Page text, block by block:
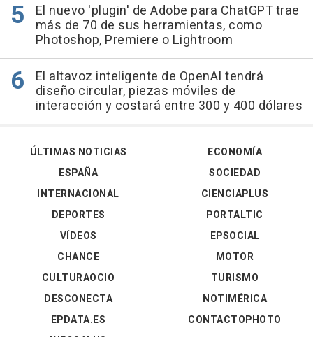
El nuevo 'plugin' de Adobe para ChatGPT trae
más de 70 de sus herramientas, como
Photoshop, Premiere o Lightroom
El altavoz inteligente de OpenAI tendrá
diseño circular, piezas móviles de
interacción y costará entre 300 y 400 dólares
ÚLTIMAS NOTICIAS
ESPAÑA
INTERNACIONAL
DEPORTES
VÍDEOS
ECONOMÍA
SOCIEDAD
CIENCIAPLUS
PORTALTIC
EPSOCIAL
CHANCE
CULTURAOCIO
DESCONECTA
EPDATA.ES
MOTOR
TURISMO
NOTIMÉRICA
CONTACTOPHOTO